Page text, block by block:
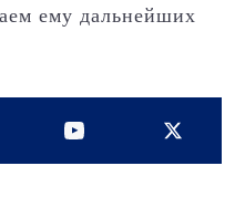
ему дальнейших